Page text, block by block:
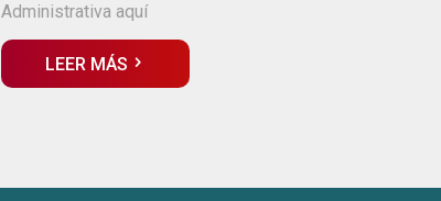
Administrativa aquí
LEER MÁS